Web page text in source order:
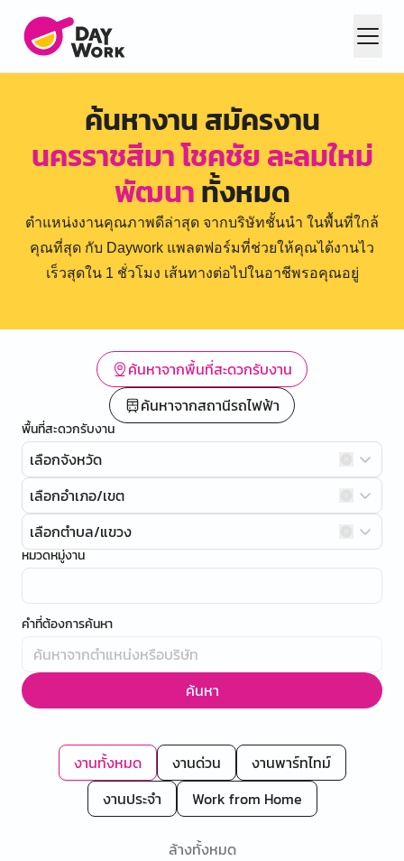
ค้นหางาน สมัครงาน
นครราชสีมา โชคชัย ละลมใหม่
พัฒนาทั้งหมด
ตำแหน่งงานคุณภาพดีล่าสุด จากบริษัทชั้นนำ ในพื้นที่ใกล้
คุณที่สุด กับ Daywork แพลตฟอร์มที่ช่วยให้คุณได้งานไว
เร็วสุดใน 1 ชั่วโมง เส้นทางต่อไปในอาชีพรอคุณอยู่
ค้นหาจากพื้นที่สะดวกรับงาน
ค้นหาจากสถานีรถไฟฟ้า
พื้นที่สะดวกรับงาน
เลือกจังหวัด
เลือกอำเภอ/เขต
เลือกตำบล/แขวง
หมวดหมู่งาน
คำที่ต้องการค้นหา
ค้นหา
งานทั้งหมด งานด่วน
งานพาร์ทไทม์
งานประจำ
Work from Home
ล้างทั้งหมด